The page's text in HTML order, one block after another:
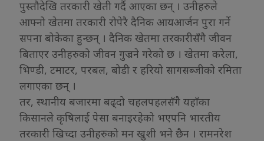
पुस्तौदेखि तरकारी खेती गर्दै आएका छन् । उनीहरुले
आफ्नो खेतमा तरकारी रोपेरै दैनिक आयआर्जन पुरा गर्ने
सपना बोकेका हुन्छन् । दैनिक खेतमा तरकारीसँगै जीवन
बिताएर उनीहरुको जीवन गुज्रने गरेको छ । खेतमा करेला,
भिण्डी, टमाटर, परबल, बोडी र हरियो सागसब्जीको रमिता
लगाएका छन् ।
तर, स्थानीय बजारमा बढ्दो चहलपहलसँगै यहाँका
किसानले कृषिलाई पेसा बनाइरहेको भएपनि भारतीय
तरकारी खिच्दा उनीहरुको मन खुशी भने छैन । रामनरेश